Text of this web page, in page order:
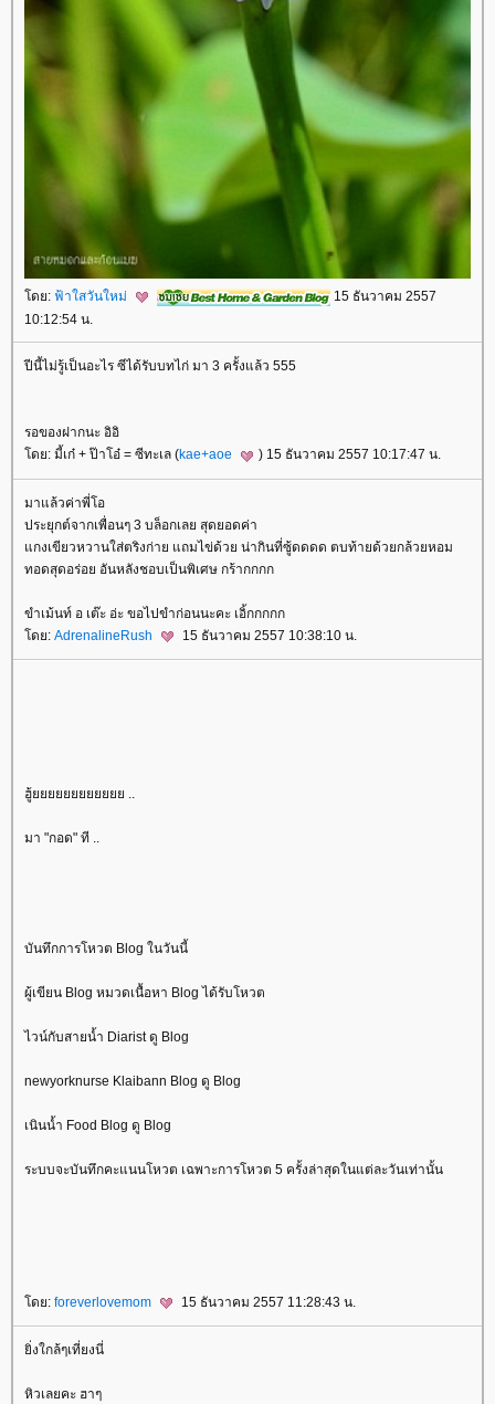
ดย: ฟ้าใสวันใหม่
15 ธันวาคม 2557
10:12:54 น.
ปีนี้ไม่รู้เป็นอะไร ซีได้รับบทไก่ มา 3 ครั้งแล้ว 555
รอของฝากนะ อิอิ
ดย: มี้เก๋ + ป๊าโอ๋ = ซีทะเล (kae+aoe ) 15 ธันวาคม 2557 10:17:47 น.
มาแล้วค่าพี่โอ
ประยุกต์จากเพื่อนๆ 3 บล็อกเลย สุดยอดค่า
กงเขียวหวานใส่ตริงก่าย แถมไข่ด้วย น่ากินที่ซู้ดดดด ตบท้ายด้วยกล้วยหอม
ทอดสุดอร่อย อันหลังชอบเป็นพิเศษ กร้ากกกก
ขำเม้นท์ อ เต๊ะ อ่ะ ขอไปขำก่อนนะคะ เอิ้กกกกก
ดย: AdrenalineRush 15 ธันวาคม 2557 10:38:10 น.
ฮู้ยยยยยยยยยยยย ..
มา "กอด" ที ..
บันทึกการโหวต Blog ในวันนี้
ผู้เขียน Blog หมวดเนื้อหา Blog ได้รับโหวต
ไวน์กับสายน้ำ Diarist ดู Blog
newyorknurse Klaibann Blog ดู Blog
เนินน้ำ Food Blog ดู Blog
ระบบจะบันทึกคะแนนโหวต เฉพาะการโหวต 5 ครั้งล่าสุดในแต่ละวันเท่านั้น
ดย: foreverlovemom 15 ธันวาคม 2557 11:28:43 น.
ิ่งใกล้ๆเที่ยงนี่
หิวเลยคะ ฮาๆ